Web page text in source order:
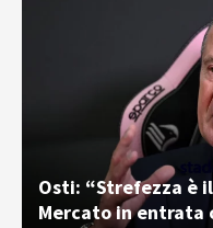
Osti: “Strefezza è
Mercato in entrata